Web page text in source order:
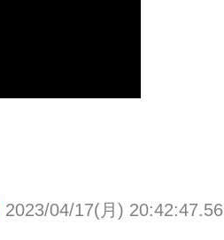
2023/04/17(月) 20:42:47.56